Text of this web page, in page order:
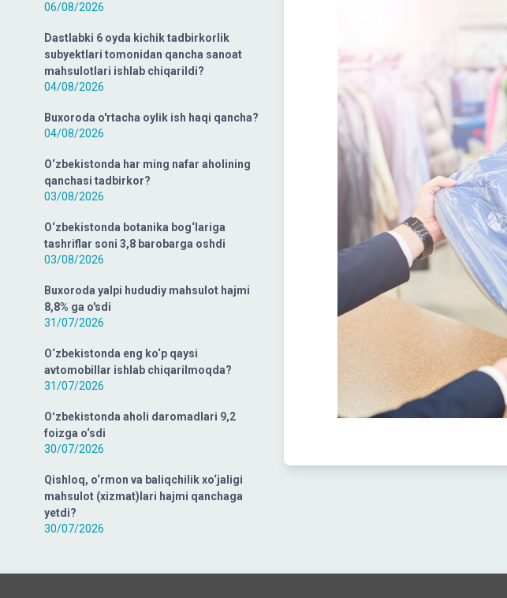
06/08/2026
Dastlabki 6 oyda kichik tadbirkorlik
subyektlari tomonidan qancha sanoat
mahsulotlari ishlab chiqarildi?
04/08/2026
Buxoroda o'rtacha oylik ish haqi qancha?
04/08/2026
O‘zbekistonda har ming nafar aholining
qanchasi tadbirkor?
03/08/2026
O‘zbekistonda botanika bog‘lariga
tashriflar soni 3,8 barobarga oshdi
03/08/2026
Buxoroda yalpi hududiy mahsulot hajmi
8,8% ga o'sdi
31/07/2026
O‘zbekistonda eng ko‘p qaysi
avtomobillar ishlab chiqarilmoqda?
31/07/2026
Oʻzbekistonda aholi daromadlari 9,2
foizga o‘sdi
30/07/2026
Qishloq, o‘rmon va baliqchilik xo‘jaligi
mahsulot (xizmat)lari hajmi qanchaga
yetdi?
30/07/2026